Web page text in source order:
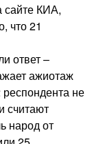
сайте КИА,
что 21
ответ –
ажиотаж
не
считают
народ от